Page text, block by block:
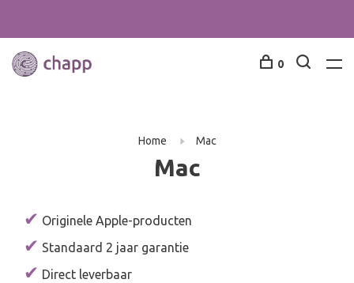
0
Home Mac
Mac
✔ Originele Apple-producten
✔ Standaard 2 jaar garantie
✔ Direct leverbaar